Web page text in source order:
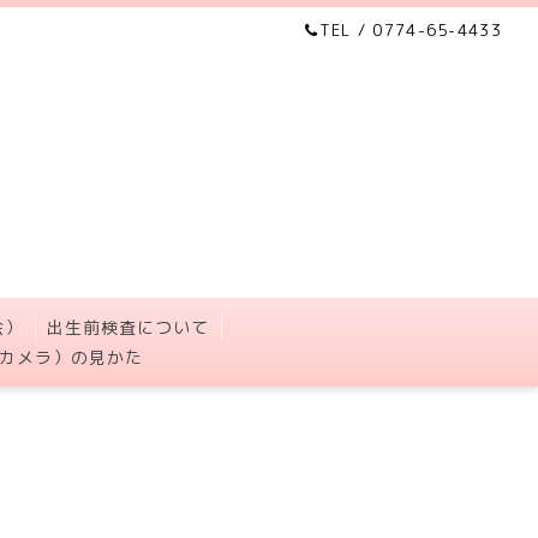
TEL / 0774-65-4433
出生前検査について
メラ）の見かた